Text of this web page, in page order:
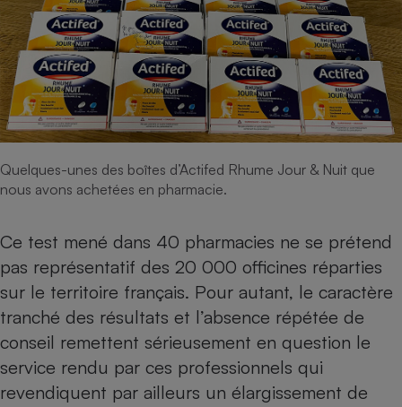
Quelques-unes des boîtes d’Actifed Rhume Jour & Nuit que
nous avons achetées en pharmacie.
Ce test mené dans 40 pharmacies ne se prétend
pas représentatif des 20 000 officines réparties
sur le territoire français. Pour autant, le caractère
tranché des résultats et l’absence répétée de
conseil remettent sérieusement en question le
service rendu par ces professionnels qui
revendiquent par ailleurs un élargissement de